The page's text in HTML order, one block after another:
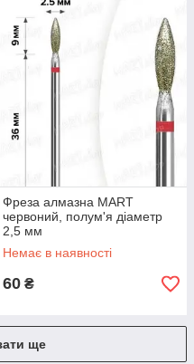
Фреза алмазна MART
червоний, полум'я діаметр
2,5 мм
Немає в наявності
60 ₴
ще